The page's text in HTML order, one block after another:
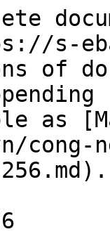
s-
of
as
cong-